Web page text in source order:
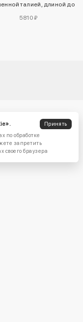
талией, длиной до
5810 ₽
Принять
по обработке
запретить
своего браузера